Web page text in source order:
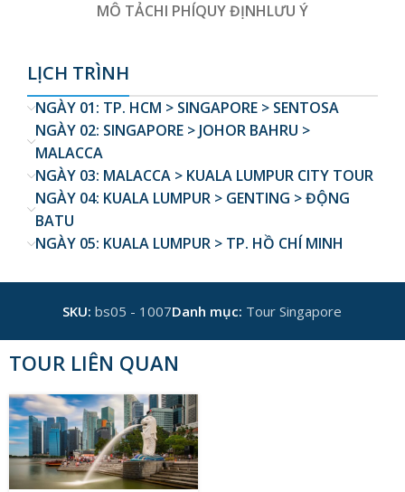
MÔ TẢCHI PHÍQUY ĐỊNHLƯU Ý
LỊCH TRÌNH
NGÀY 01: TP. HCM > SINGAPORE > SENTOSA
NGÀY 02: SINGAPORE > JOHOR BAHRU >
MALACCA
NGÀY 03: MALACCA > KUALA LUMPUR CITY TOUR
NGÀY 04: KUALA LUMPUR > GENTING > ĐỘNG
BATU
NGÀY 05: KUALA LUMPUR > TP. HỒ CHÍ MINH
SKU:bs05 - 1007Danh mục: Tour Singapore
TOUR LIÊN QUAN